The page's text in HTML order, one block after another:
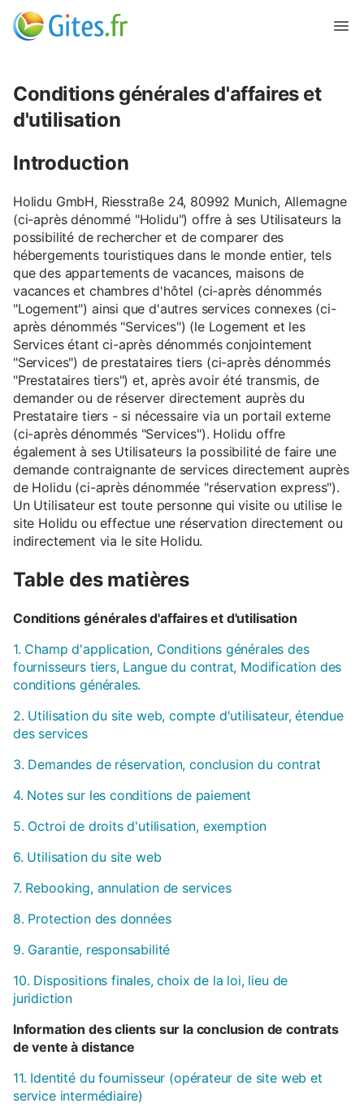
Conditions générales d'affaires et
d'utilisation
Introduction
Holidu GmbH, Riesstraße 24, 80992 Munich, Allemagne
(ci-après dénommé "Holidu") offre à ses Utilisateurs la
possibilité de rechercher et de comparer des
hébergements touristiques dans le monde entier, tels
que des appartements de vacances, maisons de
vacances et chambres d'hôtel (ci-après dénommés
"Logement") ainsi que d'autres services connexes (ci-
après dénommés "Services") (le Logement et les
Services étant ci-après dénommés conjointement
"Services") de prestataires tiers (ci-après dénommés
"Prestataires tiers") et, après avoir été transmis, de
demander ou de réserver directement auprès du
Prestataire tiers - si nécessaire via un portail externe
(ci-après dénommés "Services"). Holidu offre
également à ses Utilisateurs la possibilité de faire une
demande contraignante de services directement auprès
de Holidu (ci-après dénommée "réservation express").
Un Utilisateur est toute personne qui visite ou utilise le
site Holidu ou effectue une réservation directement ou
indirectement via le site Holidu.
Table des matières
Conditions générales d'affaires et d'utilisation
1. Champ d'application, Conditions générales des
fournisseurs tiers, Langue du contrat, Modification des
conditions générales.
2. Utilisation du site web, compte d'utilisateur, étendue
des services
3. Demandes de réservation, conclusion du contrat
4. Notes sur les conditions de paiement
5. Octroi de droits d'utilisation, exemption
6. Utilisation du site web
7. Rebooking, annulation de services
8. Protection des données
9. Garantie, responsabilité
10. Dispositions finales, choix de la loi, lieu de
juridiction
Information des clients sur la conclusion de contrats
de vente à distance
11. Identité du fournisseur (opérateur de site web et
service intermédiaire)